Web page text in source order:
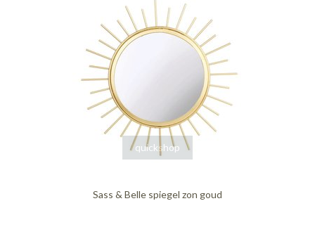
quickshop
Sass & Belle spiegel zon goud